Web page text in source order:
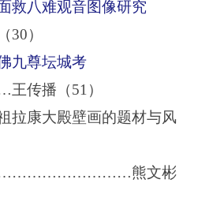
救八难观音图像研究
30）
九尊坛城考
传播（51 ）
拉康大殿壁画的题材与风
熊文彬